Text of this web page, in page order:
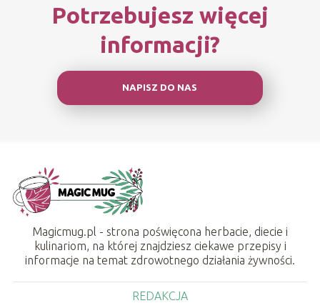
Potrzebujesz więcej
informacji?
NAPISZ DO NAS
Magicmug.pl - strona poświęcona herbacie, diecie i
kulinariom, na której znajdziesz ciekawe przepisy i
informacje na temat zdrowotnego działania żywności.
REDAKCJA